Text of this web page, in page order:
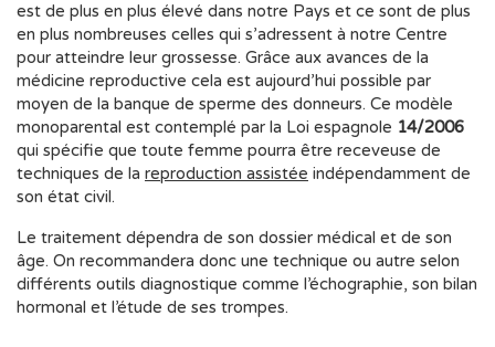
est de plus en plus élevé dans notre Pays et ce sont de plus
en plus nombreuses celles qui s’adressent à notre Centre
pour atteindre leur grossesse. Grâce aux avances de la
médicine reproductive cela est aujourd’hui possible par
moyen de la banque de sperme des donneurs. Ce modèle
monoparental est contemplé par la Loi espagnole 14/2006
qui spécifie que toute femme pourra être receveuse de
techniques de la reproduction assistée
son état civil.
Le traitement dépendra de son dossier médical et de son
âge. On recommandera donc une technique ou autre selon
différents outils diagnostique comme l’échographie, son bilan
hormonal et l’étude de ses trompes.